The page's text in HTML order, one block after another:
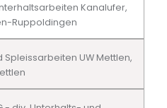
Kanalufer,
Ruppoldingen
Spleissarbeiten UW Mettlen,